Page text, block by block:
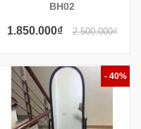
BH02
1.850.000₫ 2.500.000₫
- 40%